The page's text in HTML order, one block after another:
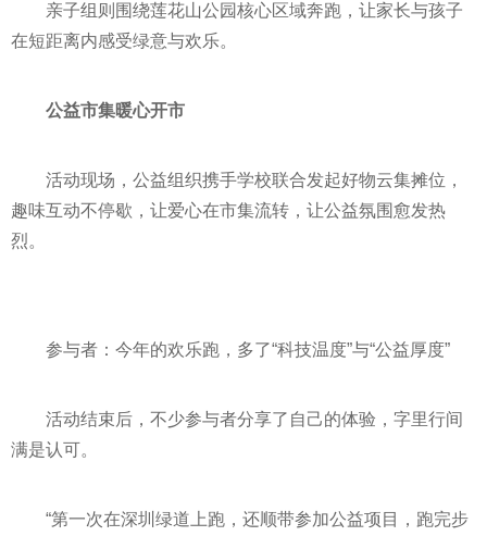
亲子组则围绕莲花山公园核心区域奔跑，让家长与孩子
在短距离内感受绿意与欢乐。
公益市集暖心开市
活动现场，公益组织携手学校联合发起好物云集摊位，
趣味互动不停歇，让爱心在市集流转，让公益氛围愈发热
烈。
参与者：今年的欢乐跑，多了“科技温度”与“公益厚度”
活动结束后，不少参与者分享了自己的体验，字里行间
满是认可。
“第一次在深圳绿道上跑，还顺带参加公益项目，跑完步